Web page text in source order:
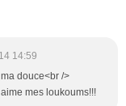
14:59
mes loukoums!!!